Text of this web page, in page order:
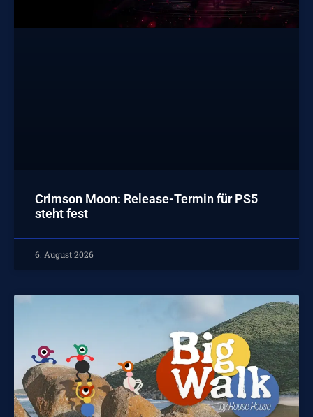
Crimson Moon: Release-Termin für PS5
steht fest
6. August 2026